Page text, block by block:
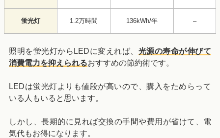
蛍光灯 1.2万時間 136kWh/年 –
照明を蛍光灯からLEDに変えれば、 光源の寿命が伸びて
消費電力を抑えられるおすすめの節約術です。
LEDは蛍光灯よりも値段が高いので、購入をためらって
いる人もいると思います。
しかし、長期的に見れば交換の手間や費用が省けて、電
気代もお得になります。